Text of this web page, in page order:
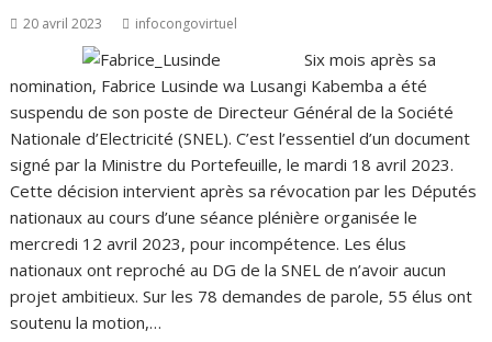
20 avril 2023 infocongovirtuel
Six mois après sa
nomination, Fabrice Lusinde wa Lusangi Kabemba a été
suspendu de son poste de Directeur Général de la Société
Nationale d’Electricité (SNEL). C’est l’essentiel d’un document
signé par la Ministre du Portefeuille, le mardi 18 avril 2023.
Cette décision intervient après sa révocation par les Députés
nationaux au cours d’une séance plénière organisée le
mercredi 12 avril 2023, pour incompétence. Les élus
nationaux ont reproché au DG de la SNEL de n’avoir aucun
projet ambitieux. Sur les 78 demandes de parole, 55 élus ont
soutenu la motion,…